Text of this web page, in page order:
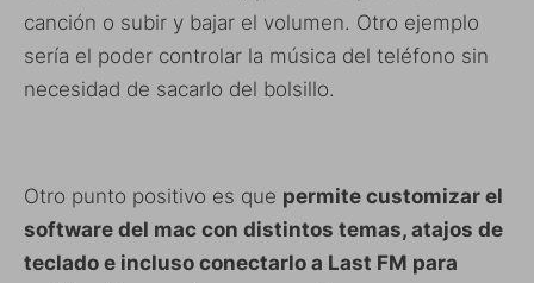
canción o subir y bajar el volumen. Otro ejemplo
sería el poder controlar la música del teléfono sin
necesidad de sacarlo del bolsillo.
Otro punto positivo es que permite customizar el
software del mac con distintos temas, atajos de
teclado e incluso conectarlo a Last FM para